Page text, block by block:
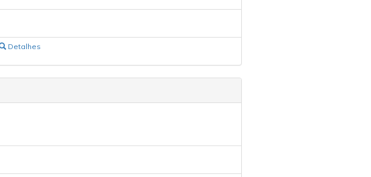
Detalhes